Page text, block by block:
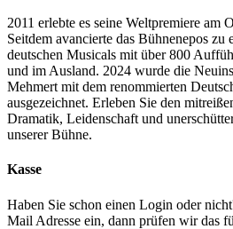
2011 erlebte es seine Weltpremiere am
Seitdem avancierte das Bühnenepos zu
deutschen Musicals mit über 800
und im Ausland. 2024 wurde die
Mehmert mit dem renommierten
ausgezeichnet. Erleben Sie den
Dramatik, Leidenschaft und
unserer Bühne.
Kasse
Haben Sie schon einen Login oder
Mail Adresse ein, dann prüfen wir das